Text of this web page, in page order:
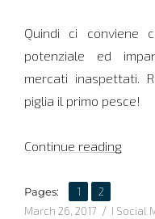
Quindi ci conviene
potenziale ed
mercati inaspettati.
piglia il primo pesce!
Continue reading
Pages: Page
1 ,Page
2
Posted
March 26, 2017 I Social